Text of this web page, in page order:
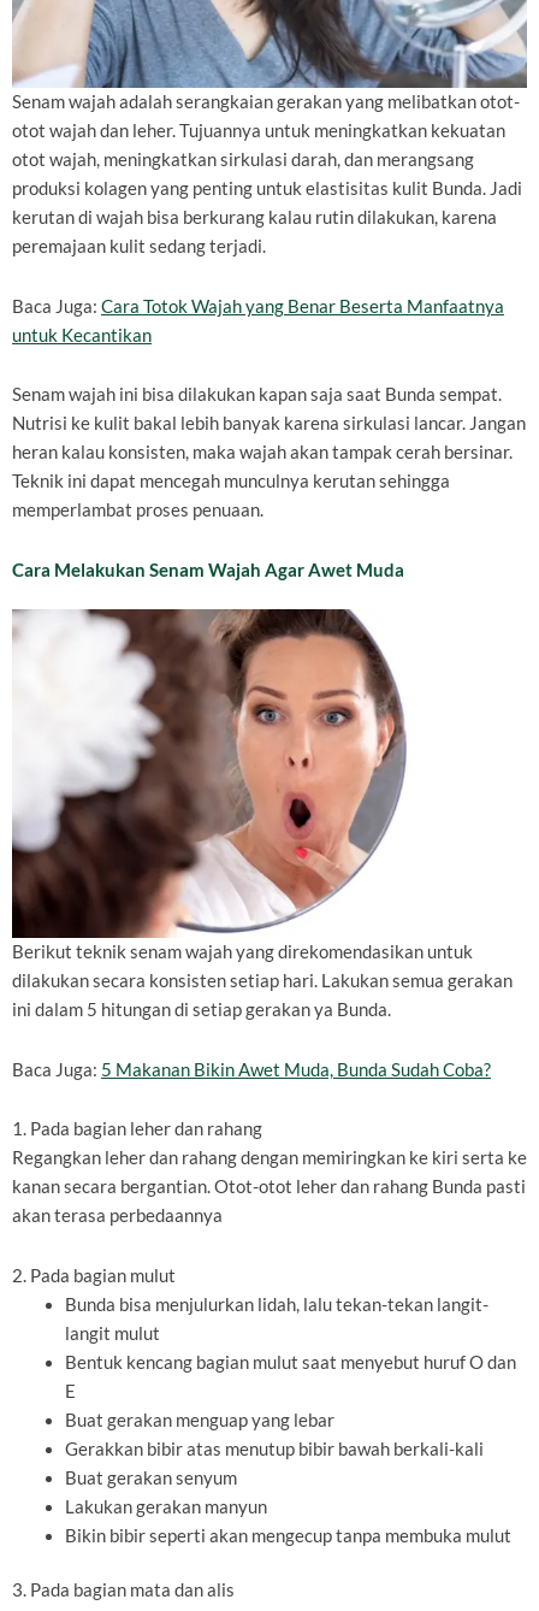
Senam wajah adalah serangkaian gerakan yang melibatkan otot-
otot wajah dan leher. Tujuannya untuk meningkatkan kekuatan
otot wajah, meningkatkan sirkulasi darah, dan merangsang
produksi kolagen yang penting untuk elastisitas kulit Bunda. Jadi
kerutan di wajah bisa berkurang kalau rutin dilakukan, karena
peremajaan kulit sedang terjadi.
Baca Juga: Cara Totok Wajah yang Benar Beserta Manfaatnya
untuk Kecantikan
Senam wajah ini bisa dilakukan kapan saja saat Bunda sempat.
Nutrisi ke kulit bakal lebih banyak karena sirkulasi lancar. Jangan
heran kalau konsisten, maka wajah akan tampak cerah bersinar.
Teknik ini dapat mencegah munculnya kerutan sehingga
memperlambat proses penuaan.
Cara Melakukan Senam Wajah Agar Awet Muda
Berikut teknik senam wajah yang direkomendasikan untuk
dilakukan secara konsisten setiap hari. Lakukan semua gerakan
ini dalam 5 hitungan di setiap gerakan ya Bunda.
Baca Juga: 5 Makanan Bikin Awet Muda, Bunda Sudah Coba?
1. Pada bagian leher dan rahang
Regangkan leher dan rahang dengan memiringkan ke kiri serta ke
kanan secara bergantian. Otot-otot leher dan rahang Bunda pasti
akan terasa perbedaannya
2. Pada bagian mulut
Bunda bisa menjulurkan lidah, lalu tekan-tekan langit-
langit mulut
Bentuk kencang bagian mulut saat menyebut huruf O dan
E
Buat gerakan menguap yang lebar
Gerakkan bibir atas menutup bibir bawah berkali-kali
Buat gerakan senyum
Lakukan gerakan manyun
Bikin bibir seperti akan mengecup tanpa membuka mulut
3. Pada bagian mata dan alis